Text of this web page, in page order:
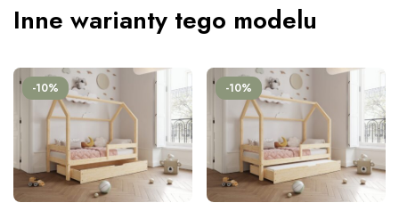
Inne warianty tego modelu
-10% -10%